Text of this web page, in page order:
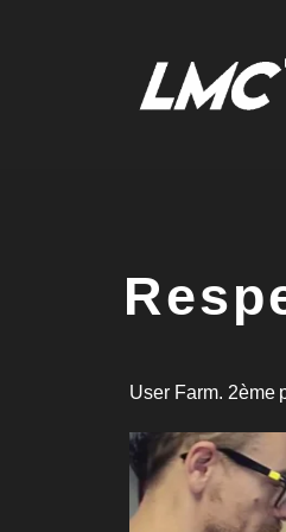
User Farm. 2ème